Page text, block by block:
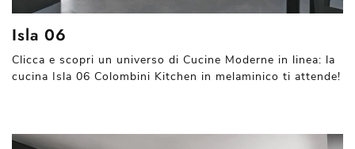
Isla 06
Clicca e scopri un universo di Cucine Moderne in linea: la
cucina Isla 06 Colombini Kitchen in melaminico ti attende!